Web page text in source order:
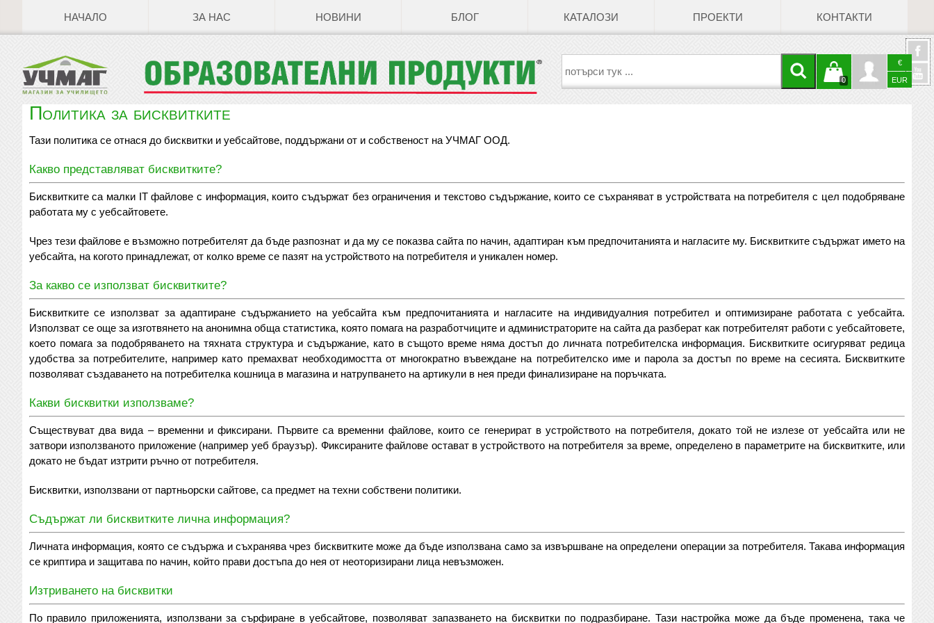
НАЧАЛО ЗА НАС НОВИНИ БЛОГ КАТАЛОЗИ ПРОЕКТИ КОНТАКТИ
€
EUR
Профил
0
Кошницата
Политика за бисквитките
Тази политика се отнася до бисквитки и уебсайтове, поддържани от и собственост на УЧМАГ ООД.
Какво представляват бисквитките?
Бисквитките са малки IT файлове с информация, които съдържат без ограничения и текстово съдържание, които се съхраняват в устройствата на потребителя с цел подобряване
работата му с уебсайтовете.
Чрез тези файлове е възможно потребителят да бъде разпознат и да му се показва сайта по начин, адаптиран към предпочитанията и нагласите му. Бисквитките съдържат името на
уебсайта, на когото принадлежат, от колко време се пазят на устройството на потребителя и уникален номер.
За какво се използват бисквитките?
Бисквитките се използват за адаптиране съдържанието на уебсайтa към предпочитанията и нагласите на индивидуалния потребител и оптимизиране работата с уебсайта.
Използват се още за изготвянето на анонимна обща статистика, която помага на разработчиците и администраторите на сайта да разберат как потребителят работи с уебсайтовете,
което помага за подобряването на тяхната структура и съдържание, като в същото време няма достъп до личната потребителска информация. Бисквитките осигуряват редица
удобства за потребителите, например като премахват необходимостта от многократно въвеждане на потребителско име и парола за достъп по време на сесията. Бисквитките
позволяват създаването на потребителка кошница в магазина и натрупването на артикули в нея преди финализиране на поръчката.
Какви бисквитки използваме?
Съществуват два вида – временни и фиксирани. Първите са временни файлове, които се генерират в устройството на потребителя, докато той не излезе от уебсайта или не
затвори използваното приложение (например уеб браузър). Фиксираните файлове остават в устройството на потребителя за време, определено в параметрите на бисквитките, или
докато не бъдат изтрити ръчно от потребителя.
Бисквитки, използвани от партньорски сайтове, са предмет на техни собствени политики.
Съдържат ли бисквитките лична информация?
Личната информация, която се съдържа и съхранява чрез бисквитките може да бъде използвана само за извършване на определени операции за потребителя. Такава информация
се криптира и защитава по начин, който прави достъпа до нея от неоторизирани лица невъзможен.
Изтриването на бисквитки
По правило приложенията, използвани за сърфиране в уебсайтове, позволяват запазването на бисквитки по подразбиране. Тази настройка може да бъде променена, така че